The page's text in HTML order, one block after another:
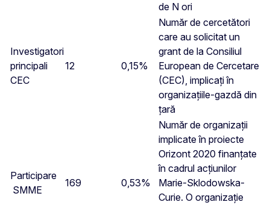
de N ori
Investigatori
principali
CEC
12 0,15%
Număr de cercetători
care au solicitat un
grant de la Consiliul
European de Cercetare
(CEC), implicați în
organizațiile-gazdă din
țară
Participare
SMME
169 0,53%
Număr de organizații
implicate în proiecte
Orizont 2020 finanțate
în cadrul acțiunilor
Marie-Sklodowska-
Curie. O organizație